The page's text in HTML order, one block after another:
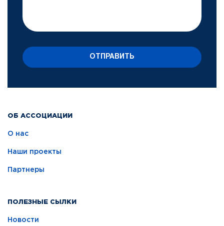
ОБ АССОЦИАЦИИ
О нас
Наши проекты
Партнеры
ПОЛЕЗНЫЕ СЫЛКИ
Новости
ОТПРАВИТЬ